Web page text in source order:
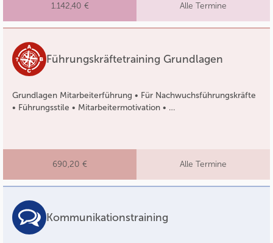
1.142,40 € Alle Termine
Führungskräftetraining Grundlagen
Grundlagen Mitarbeiterführung • Für Nachwuchsführungskräfte
• Führungsstile • Mitarbeitermotivation • …
690,20 € Alle Termine
Kommunikationstraining